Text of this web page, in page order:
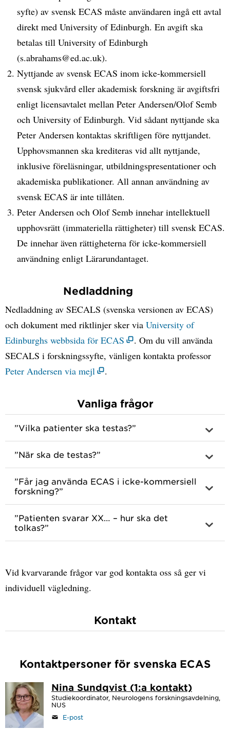
syfte) av svensk ECAS måste användaren ingå ett avtal
direkt med University of Edinburgh. En avgift ska
betalas till University of Edinburgh
(s.abrahams@ed.ac.uk).
Nyttjande av svensk ECAS inom icke-kommersiell
svensk sjukvård eller akademisk forskning är avgiftsfri
enligt licensavtalet mellan Peter Andersen/Olof Semb
och University of Edinburgh. Vid sådant nyttjande ska
Peter Andersen kontaktas skriftligen före nyttjandet.
Upphovsmannen ska krediteras vid allt nyttjande,
inklusive föreläsningar, utbildningspresentationer och
akademiska publikationer. All annan användning av
svensk ECAS är inte tillåten.
Peter Andersen och Olof Semb innehar intellektuell
upphovsrätt (immateriella rättigheter) till svensk ECAS.
De innehar även rättigheterna för icke-kommersiell
användning enligt Lärarundantaget.
Nedladdning
Nedladdning av SECALS (svenska versionen av ECAS)
och dokument med riktlinjer sker via University of
Edinburghs webbsida för ECAS
. Om du vill använda
SECALS i forskningssyfte, vänligen kontakta professor
Peter Andersen via mejl
.
Vanliga frågor
”Vilka patienter ska testas?”
”När ska de testas?”
”Får jag använda ECAS i icke-kommersiell
forskning?”
”Patienten svarar XX… – hur ska det
tolkas?”
Vid kvarvarande frågor var god kontakta oss så ger vi
individuell vägledning.
Kontakt
Kontaktpersoner för svenska ECAS
Nina Sundqvist (1:a kontakt)
Studiekoordinator, Neurologens forskningsavdelning,
NUS
E-post